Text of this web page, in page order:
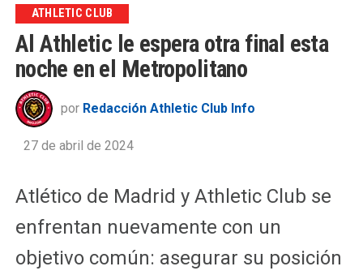
ATHLETIC CLUB
Al Athletic le espera otra final esta
noche en el Metropolitano
por Redacción Athletic Club Info
27 de abril de 2024
Atlético de Madrid y Athletic Club se
enfrentan nuevamente con un
objetivo común: asegurar su posición